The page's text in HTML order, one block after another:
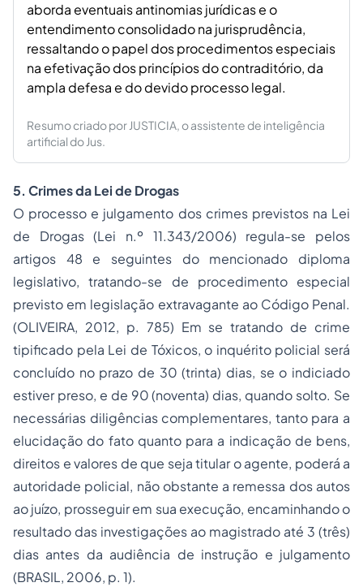
aborda eventuais antinomias jurídicas e o
entendimento consolidado na jurisprudência,
ressaltando o papel dos procedimentos especiais
na efetivação dos princípios do contraditório, da
ampla defesa e do devido processo legal.
Resumo criado por JUSTICIA, o assistente de inteligência
artificial do Jus.
5. Crimes da Lei de Drogas
O processo e julgamento dos crimes previstos na Lei
de Drogas (Lei n.º 11.343/2006) regula-se pelos
artigos 48 e seguintes do mencionado diploma
legislativo, tratando-se de procedimento especial
previsto em legislação extravagante ao Código Penal.
(OLIVEIRA, 2012, p. 785) Em se tratando de crime
tipificado pela Lei de Tóxicos, o inquérito policial será
concluído no prazo de 30 (trinta) dias, se o indiciado
estiver preso, e de 90 (noventa) dias, quando solto. Se
necessárias diligências complementares, tanto para a
elucidação do fato quanto para a indicação de bens,
direitos e valores de que seja titular o agente, poderá a
autoridade policial, não obstante a remessa dos autos
ao juízo, prosseguir em sua execução, encaminhando o
resultado das investigações ao magistrado até 3 (três)
dias antes da audiência de instrução e julgamento
(BRASIL, 2006, p. 1).